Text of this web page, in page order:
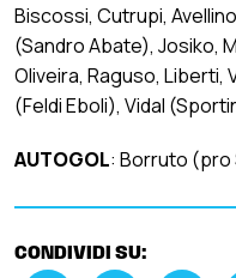
Biscossi, Cutrupi,
(Sandro Abate), Josiko,
Oliveira, Raguso, Liberti,
(Feldi Eboli), Vidal
AUTOGOL: Borruto (pro
CONDIVIDI SU: